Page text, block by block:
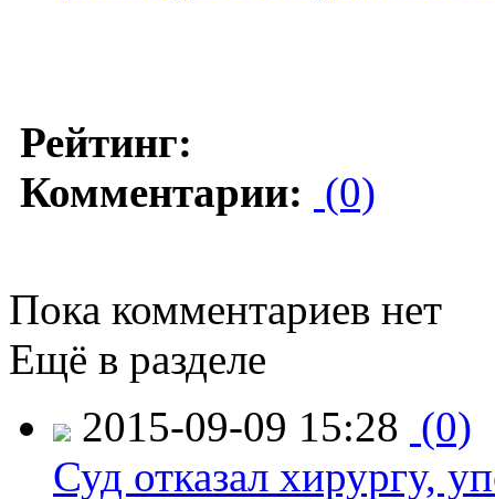
Рейтинг:
Комментарии: (0)
Пока комментариев нет
Ещё в разделе
2015-09-09 15:28 (0)
Суд отказал хирургу,